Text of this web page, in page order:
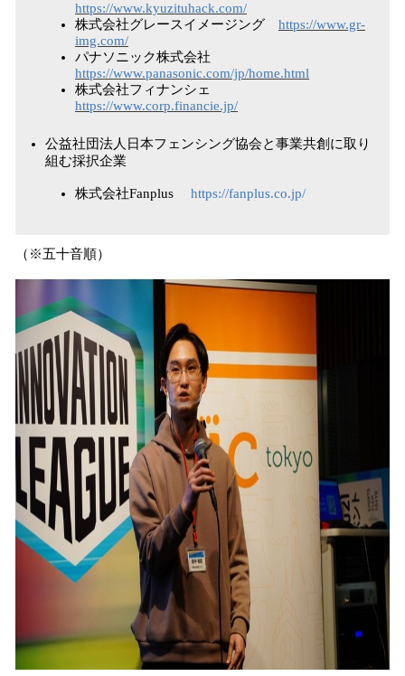
https://www.kyuzituhack.com/
株式会社グレースイメージング https://www.gr-
img.com/
パナソニック株式会社
https://www.panasonic.com/jp/home.html
株式会社フィナンシェ
https://www.corp.financie.jp/
公益社団法人日本フェンシング協会と事業共創に取り
組む採択企業
株式会社Fanplus https://fanplus.co.jp/
（※五十音順）